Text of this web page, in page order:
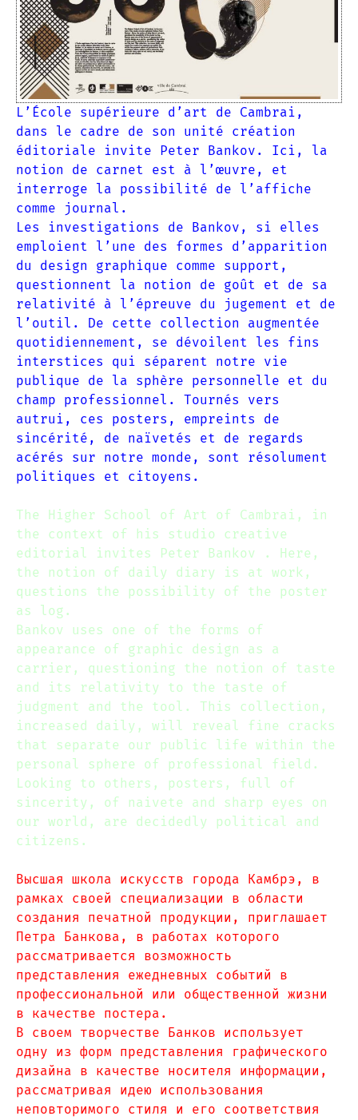
L’École supérieure d’art de Cambrai,
dans le cadre de son unité création
éditoriale invite Peter Bankov. Ici, la
notion de carnet est à l’œuvre, et
interroge la possibilité de l’affiche
comme journal.
Les investigations de Bankov, si elles
emploient l’une des formes d’apparition
du design graphique comme support,
questionnent la notion de goût et de sa
relativité à l’épreuve du jugement et de
l’outil. De cette collection augmentée
quotidiennement, se dévoilent les fins
interstices qui séparent notre vie
publique de la sphère personnelle et du
champ professionnel. Tournés vers
autrui, ces posters, empreints de
sincérité, de naïvetés et de regards
acérés sur notre monde, sont résolument
politiques et citoyens.
The Higher School of Art of Cambrai, in
the context of his studio creative
editorial invites Peter Bankov . Here,
the notion of daily diary is at work,
questions the possibility of the poster
as log.
Bankov uses one of the forms of
appearance of graphic design as a
carrier, questioning the notion of taste
and its relativity to the taste of
judgment and the tool. This collection,
increased daily, will reveal fine cracks
that separate our public life within the
personal sphere of professional field.
Looking to others, posters, full of
sincerity, of naivete and sharp eyes on
our world, are decidedly political and
citizens.
Высшая школа искусств города Камбрэ, в
рамках своей специализации в области
создания печатной продукции, приглашает
Петра Банкова, в работах которого
рассматривается возможность
представления ежедневных событий в
профессиональной или общественной жизни
в качестве постера.
В своем творчестве Банков использует
одну из форм представления графического
дизайна в качестве носителя информации,
рассматривая идею использования
неповторимого стиля и его соответствия